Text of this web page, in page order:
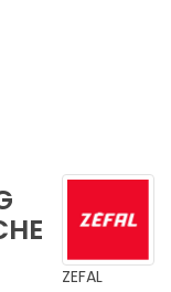
ZEFAL